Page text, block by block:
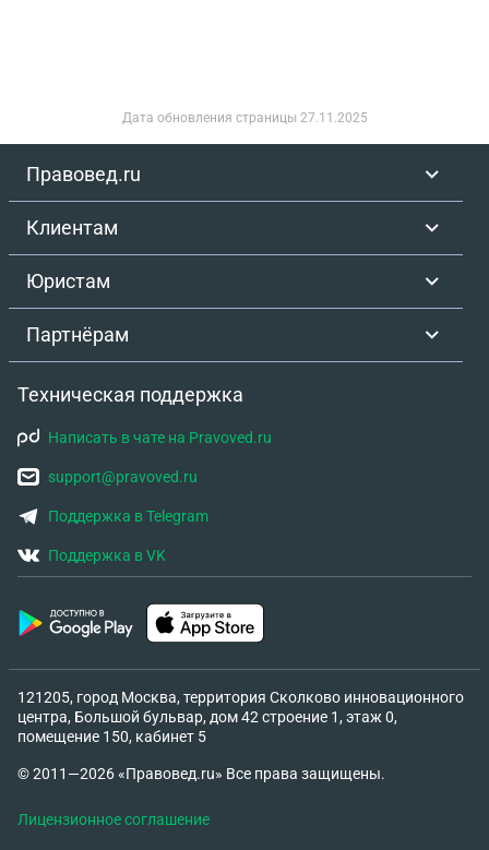
Дата обновления страницы 27.11.2025
Правовед.ru
Клиентам
Юристам
Партнёрам
Техническая поддержка
Написать в чате на Pravoved.ru
support@pravoved.ru
Поддержка в Telegram
Поддержка в VK
121205, город Москва, территория Сколково инновационного
центра, Большой бульвар, дом 42 строение 1, этаж 0,
помещение 150, кабинет 5
© 2011—2026 «Правовед.ru» Все права защищены.
Лицензионное соглашение